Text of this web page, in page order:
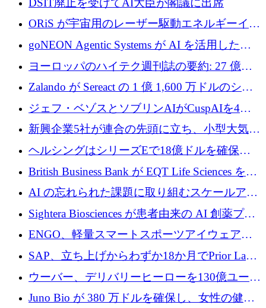
ーロを確保
DSIT廃止を受けてAI大臣が閣議に出席
ORiS が宇宙用のレーザー駆動エネルギーイン
フラの構築に 500 万ユーロを調達
goNEON Agentic Systems が AI を活用したイ
ンフラ計画を加速するために 16 万ユーロを確
ヨーロッパのハイテク週刊誌の要約: 27 億ユ
ーロを超える 60 以上のハイテク資金調達取引
Zalando が Sereact の 1 億 1,600 万ドルのシリ
ーズ B に参加し、AI を活用した倉庫自動化を
ジェフ・ベゾスとソブリンAIがCuspAIを4億
5,000万ドルの資金調達で支援
新興企業5社が連合の先頭に立ち、小型大気質
センサーをEUのクリーンエア政策の中心に据
ヘルシングはシリーズEで18億ドルを確保、
ウーバーはデリバリー・ヒーローを130億ユー
ロの契約で買収、レボルトは2027年に米国の
銀行を立ち上げる
British Business Bank が EQT Life Sciences を
2,500 万ユーロのコミットメントで支援
AI の忘れられた課題に取り組むスケールアッ
プを実現: カメラロール
Sightera Biosciences が患者由来の AI 創薬プラ
ットフォームを拡大するために 300 万ユーロ
のプレシードをクローズ
ENGO、軽量スマートスポーツアイウェアの
進歩のために510万ユーロを調達
SAP、立ち上げからわずか18か月でPrior Labs
を10億ユーロ以上の契約で買収
ウーバー、デリバリーヒーローを130億ユーロ
の契約で買収、99か国にまたがるプラットフ
Juno Bio が 380 万ドルを確保し、女性の健康